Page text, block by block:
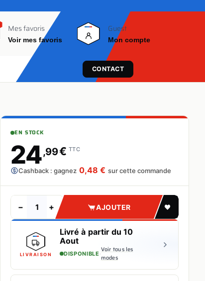
Mes favoris
Voir mes favoris
Guest
Mon compte
CONTACT
EN STOCK
24,99€ TTC
Cashback : gagnez 0,48 € sur cette commande
− + AJOUTER
LIVRAISON
Livré à partir du 10
Aout
DISPONIBLE ·Voir tous les
modes